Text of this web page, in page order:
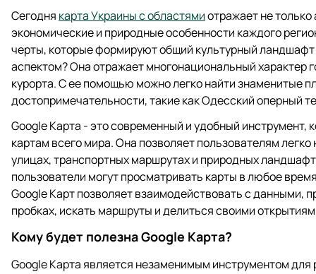
Сегодня карта Украины с областямиотражает не
экономические и природные особенности каждого
черты, которые формируют общий культурный
аспектом? Она отражает многонациональный характер
курорта. С ее помощью можно легко найти знаменитые
достопримечательности, такие как Одесский оперный
Google Карта - это современный и удобный инструмент,
картам всего мира. Она позволяет пользователям
улицах, транспортных маршрутах и природных
пользователи могут просматривать карты в любое
Google Карт позволяет взаимодействовать с данными,
пробках, искать маршруты и делиться своими
Кому будет полезна Google Карта?
Google Карта является незаменимым инструментом для